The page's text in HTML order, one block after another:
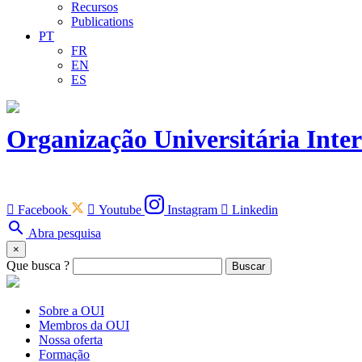
Recursos
Publications
PT
FR
EN
ES
Organização Universitária
 Facebook  Youtube Instagram  Linkedin
search Abra pesquisa
×
Que busca ? Buscar
Sobre a OUI
Membros da OUI
Nossa oferta
Formação